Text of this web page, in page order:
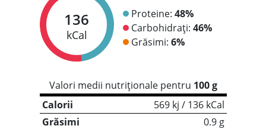
136
kCal
Proteine: 48%
Carbohidrați: 46%
Grăsimi: 6%
Valori medii nutriționale pentru 100 g
Calorii
569 kj / 136 kCal
Grăsimi
0.9 g